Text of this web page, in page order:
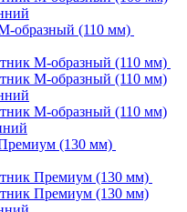
образный (110 мм)
М-образный (110 мм)
М-образный (110 мм)
М-образный (110 мм)
(130 мм)
Премиум (130 мм)
Премиум (130 мм)